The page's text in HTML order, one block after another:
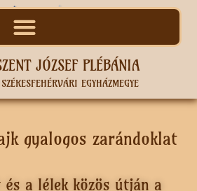
JÓZSEF PLÉBÁNIA
EGYHÁZMEGYE
gyalogos zarándoklat
a lélek közös útján a